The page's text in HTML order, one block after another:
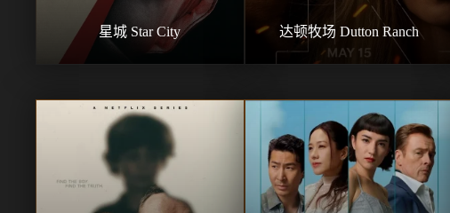
星城 Star City 达顿牧场 Dutton Ranch